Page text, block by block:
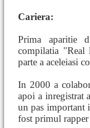
Cariera:
Prima aparitie
compilatia
parte a aceleiasi
In 2000 a
apoi a inregistrat
un pas important
fost primul